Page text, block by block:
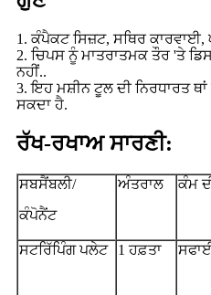
1. ਕੰਪੈਕਟ ਸਿਜ਼ਟ, ਸਥਿਰ ਕਾਰਵਾਈ,
2. ਚਿਪਸ ਨੂੰ ਮਾਤਰਾਤਮਕ ਤੌਰ 'ਤੇ
ਨਹੀਂ..
3. ਇਹ ਮਸ਼ੀਨ ਟੂਲ ਦੀ ਨਿਰਧਾਰਤ
ਸਕਦਾ ਹੈ.
ਰੱਖ-ਰਖਾਅ ਸਾਰਣੀ:
ਸਬਸੈਂਬਲੀ/
ਕੰਪੋਨੈਂਟ
ਅੰਤਰਾਲ ਕੰਮ
ਸਟਰਿੱਪਿੰਗ ਪਲੇਟ 1 ਹਫ਼ਤਾ